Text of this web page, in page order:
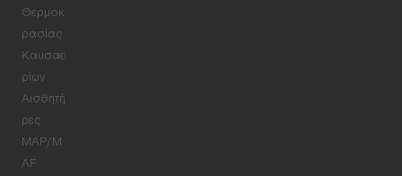
Θερμοκ
ρασίας
Καυσαε
ρίων
Αισθητή
ρες
MAP/M
AF